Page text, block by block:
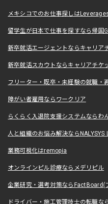
メキシコでのお仕事探しは
留学生が日本で仕事を探すなら帰国
新卒就活エージェントならキャリア
新卒就活スカウトならキャリアチケ
フリーター・既卒・未経験の就職・
障がい者雇用ならワークリア
らくらく入退院支援システムならわ
人と組織のお悩み解決ならNALYSYS
業務可視化はremopia
オンラインピル診療ならメデリピル
企業研究・選考対策ならFactBoard(
ドライバー・施工管理技士の転職な